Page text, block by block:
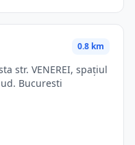
0.8 km
Bucuresti